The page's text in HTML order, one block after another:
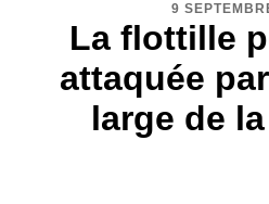
9
La flottille
attaquée par
large de